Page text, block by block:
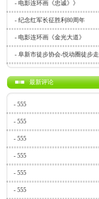
- 电影连环画《忠诚》》
- 纪念红军长征胜利80周年
- 电影连环画《金光大道》
- 阜新市徒步协会-悦动圈徒步走
最新评论
- 555
- 555
- 555
- 555
- 555
- 555